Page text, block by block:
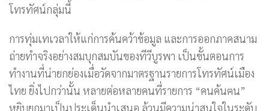
โทรทัศน์กลุ่มนี้
การทุ่มเทเวลาให้แก่การค้นคว้าข้อมูล และการออกภาคสนาม
ถ่ายทำจริงอย่างสมบุกสมบันของทีวีบูรพา เป็นขั้นตอนการ
ทำงานที่น่ายกย่องเมื่อวัดจากมาตรฐานรายการโทรทัศน์เมือง
ไทย ยิ่งไปกว่านั้น หลายต่อหลายคนที่รายการ “คนค้นฅน”
หยิบยกมาเป็นประเด็นนำเสนอ ล้วนมีความน่าสนใจในระดับ